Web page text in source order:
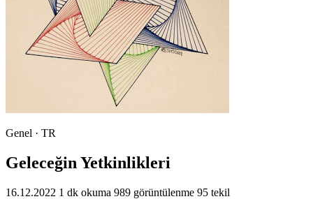
Genel · TR
Geleceğin Yetkinlikleri
16.12.2022 1 dk okuma 989 görüntülenme 95 tekil